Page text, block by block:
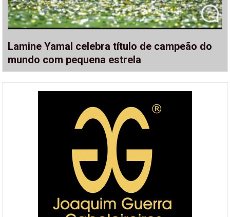
Lamine Yamal celebra título de campeão do
mundo com pequena estrela